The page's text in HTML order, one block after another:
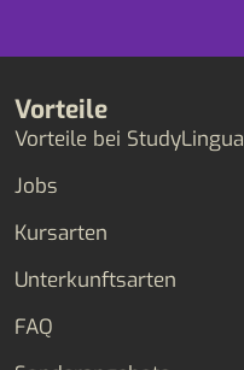
Vorteile
Vorteile bei StudyLingua
Jobs
Kursarten
Unterkunftsarten
FAQ